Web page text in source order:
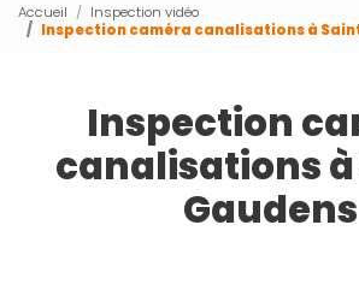
Accueil
Inspection vidéo
Inspection caméra canalisations à
Inspection
canalisations
Gaudens